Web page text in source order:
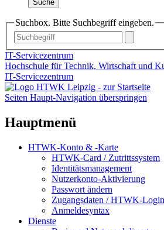
Suche
Suchbox. Bitte Suchbegriff eingeben.
IT-Servicezentrum
Hochschule für Technik, Wirtschaft und
IT-Servicezentrum
Seiten Haupt-Navigation überspringen
Hauptmenü
HTWK-Konto & -Karte
HTWK-Card / Zutrittssystem
Identitätsmanagement
Nutzerkonto-Aktivierung
Passwort ändern
Zugangsdaten / HTWK-Login
Anmeldesyntax
Dienste